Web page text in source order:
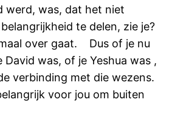
werd, was, dat het niet
te delen, zie je?
over gaat. Dus of je nu
was, of je Yeshua was ,
verbinding met die wezens.
voor jou om buiten